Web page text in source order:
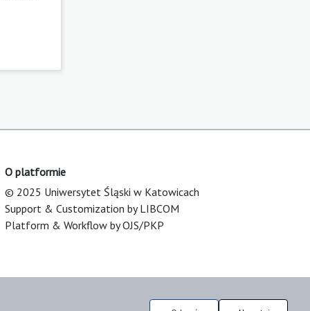
O platformie
© 2025 Uniwersytet Śląski w Katowicach
Support & Customization by LIBCOM
Platform & Workflow by OJS/PKP